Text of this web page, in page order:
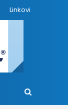
Linkovi